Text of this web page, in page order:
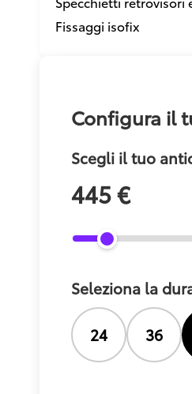
Fissaggi isofix
Configura il
Scegli il tuo
445 €
Seleziona la
24 36